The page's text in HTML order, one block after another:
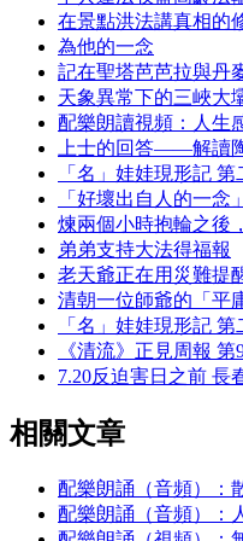
在景點洪法講真相的
為他的一念
記在聖塔芭芭拉與丹
天象異常下的三峽大
配樂朗讀視頻：人生
上士的回答——解讀
「名」娃娃現形記 第
「好壞出自人的一念
煉兩個小時抱輪之後
弟弟支持大法得福報
老天爺正在用災難提
清朝一位師爺的「平
「名」娃娃現形記 第
《清流》正見周報 第
7.20反迫害日之前 長
相關文章
配樂朗誦（音頻）：
配樂朗誦（音頻）：